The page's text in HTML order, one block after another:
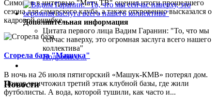
Симонов в интервью "Матч ТВ" оценил итоги прошедшего
сезона для самарского клуба, а также откровенно высказался о
кадровой ошибке...
Сгорела база "Машука"
В ночь на 26 июля пятигорский «Машук-КМВ» потерял дом.
Пожар уничтожил третий этаж клубной базы, где жили
футболисты. А вода, которой тушили, как часто и...
Дополнительная информация
Цитата первого лица Вадим Гаранин: "То, что мы
сейчас наверху, это огромная заслуга всего нашего
коллектива"
Подробнее ...
Новости